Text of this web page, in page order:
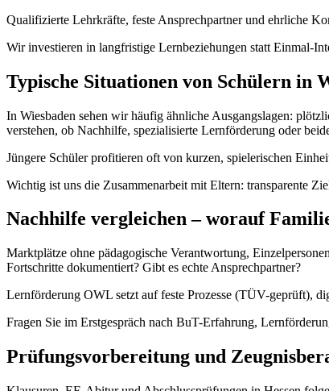
Qualifizierte Lehrkräfte, feste Ansprechpartner und ehrliche
Wir investieren in langfristige Lernbeziehungen statt Einmal-
Typische Situationen von Schülern in
In Wiesbaden sehen wir häufig ähnliche Ausgangslagen:
verstehen, ob Nachhilfe, spezialisierte Lernförderung oder
Jüngere Schüler profitieren oft von kurzen, spielerischen
Wichtig ist uns die Zusammenarbeit mit Eltern: transparente
Nachhilfe vergleichen – worauf
Marktplätze ohne pädagogische Verantwortung,
Fortschritte dokumentiert? Gibt es echte Ansprechpartner?
Lernförderung OWL setzt auf feste Prozesse (TÜV-geprüft),
Fragen Sie im Erstgespräch nach BuT-Erfahrung,
Prüfungsvorbereitung und